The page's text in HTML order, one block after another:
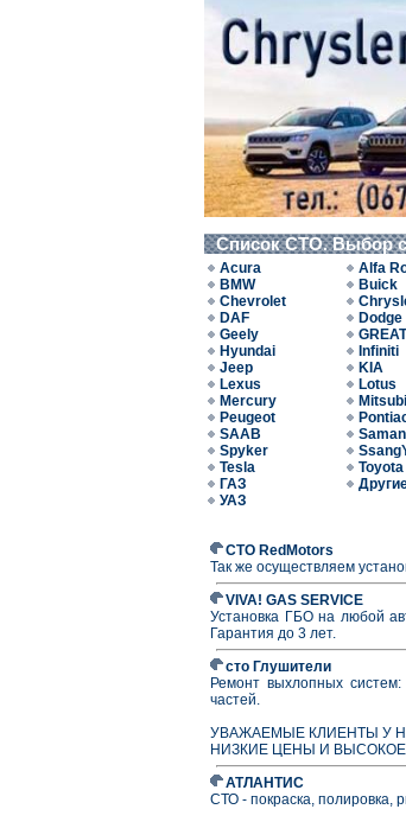
Список СТО. Выбор
Acura Alfa
BMW
Buick
Chevrolet
DAF
Dodge
Geely
Hyundai
Infiniti
Jeep
KIA
Lexus
Lotus
Mercury
Peugeot
SAAB
Spyker
Tesla
Toyota
ГАЗ
УАЗ
СТО RedMotors
Так же осуществляем
VIVA! GAS SERVICE
Установка ГБО на любой
Гарантия до 3 лет.
сто Глушители
Ремонт выхлопных
частей.
УВАЖАЕМЫЕ КЛИЕНТЫ У
НИЗКИЕ ЦЕНЫ И ВЫСОКОЕ
АТЛАНТИС
СТО - покраска, полировка,